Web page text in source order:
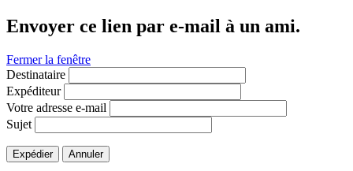
Envoyer ce lien par e-mail à un ami.
Fermer la fenêtre
Destinataire
Expéditeur
Votre adresse e-mail
Sujet
Expédier Annuler